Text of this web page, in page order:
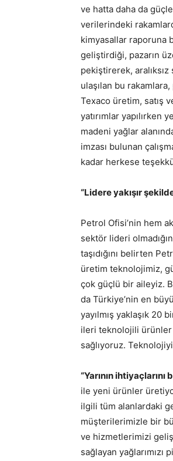
ve hatta daha da
verilerindeki
kimyasallar raporuna
geliştirdiği, pazarın
pekiştirerek,
ulaşılan bu
Texaco üretim, satış
yatırımlar yapılırken
madeni yağlar
imzası bulunan
kadar herkese
“Lidere yakışır
Petrol Ofisi’nin hem
sektör lideri
taşıdığını belirten
üretim teknolojimiz,
çok güçlü bir aileyiz.
da Türkiye’nin en
yayılmış yaklaşık 20
ileri teknolojili ürünler
sağlıyoruz.
“Yarının ihtiyaçlarını
ile yeni ürünler
ilgili tüm alanlardaki
müşterilerimizle bir
ve hizmetlerimizi
sağlayan